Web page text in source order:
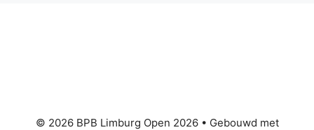
© 2026 BPB Limburg Open 2026• Gebouwd met